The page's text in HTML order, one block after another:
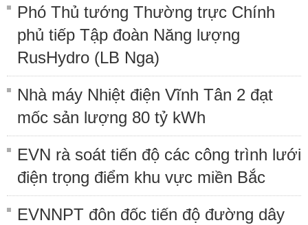
Phó Thủ tướng Thường trực Chính
phủ tiếp Tập đoàn Năng lượng
RusHydro (LB Nga)
Nhà máy Nhiệt điện Vĩnh Tân 2 đạt
mốc sản lượng 80 tỷ kWh
EVN rà soát tiến độ các công trình lưới
điện trọng điểm khu vực miền Bắc
EVNNPT đôn đốc tiến độ đường dây